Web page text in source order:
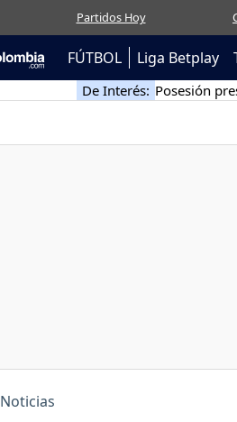
Partidos Hoy
FÚTBOL Liga Betplay
De Interés: Posesión
Noticias